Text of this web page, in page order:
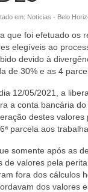
em: Notícias - Belo
que foi efetuado os
elegíveis ao
devido à
de 30% e as 4
12/05/2021, a
a conta bancária
destes valores
parcela aos
somente após as
de valores pela
fora dos cálculos
dos valores